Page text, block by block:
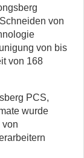
von
von bis
von 168
PCS,
wurde
von